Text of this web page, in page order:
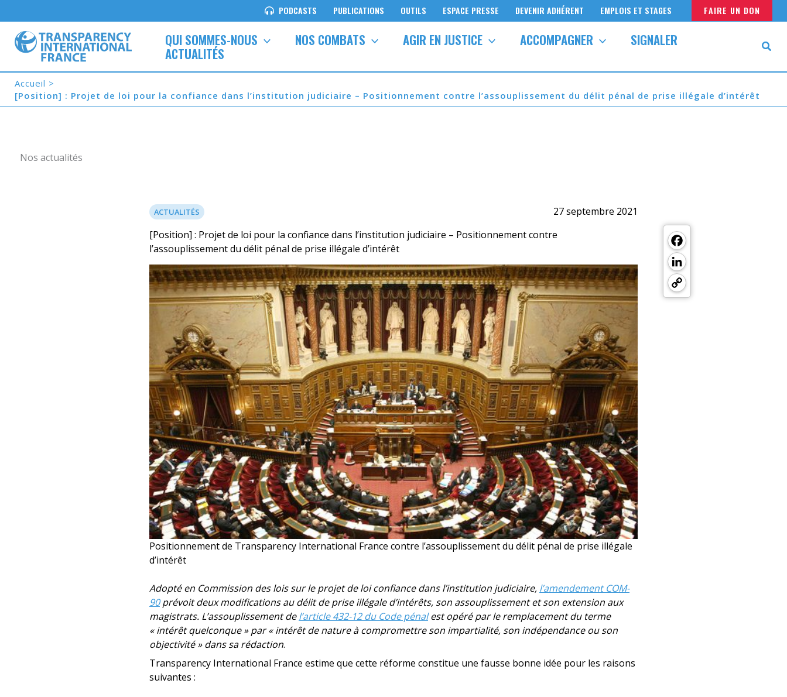
au
contenu
PODCASTS PUBLICATIONS OUTILS ESPACE PRESSE DEVENIR ADHÉRENT EMPLOIS ET STAGES FAIRE UN DON
QUI SOMMES-NOUS NOS COMBATS AGIR EN JUSTICE ACCOMPAGNER SIGNALER
ACTUALITÉS
Accueil
[Position] : Projet de loi pour la confiance dans l’institution judiciaire – Positionnement contre l’assouplissement du délit pénal de prise illégale d’intérêt
Nos actualités
ACTUALITÉS
27 septembre 2021
[Position] : Projet de loi pour la confiance dans l’institution judiciaire – Positionnement contre
l’assouplissement du délit pénal de prise illégale d’intérêt
Link
Positionnement de Transparency International France contre l’assouplissement du délit pénal de prise illégale
d’intérêt
Adopté en Commission des lois sur le projet de loi confiance dans l’institution judiciaire, l’amendement COM-
90prévoit deux modifications au délit de prise illégale d’intérêts, son assouplissement et son extension aux
magistrats. L’assouplissement del’article 432-12 du Code pénalest opéré par le remplacement du terme
« intérêt quelconque » par « intérêt de nature à compromettre son impartialité, son indépendance ou son
objectivité » dans sa rédaction.
Transparency International France estime que cette réforme constitue une fausse bonne idée pour les raisons
suivantes :